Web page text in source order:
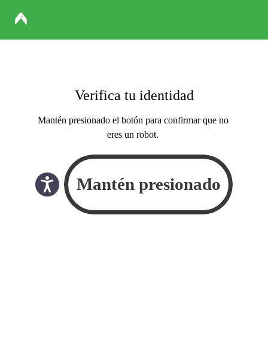
Verifica tu identidad
Mantén presionado el botón para confirmar que no
eres un robot.